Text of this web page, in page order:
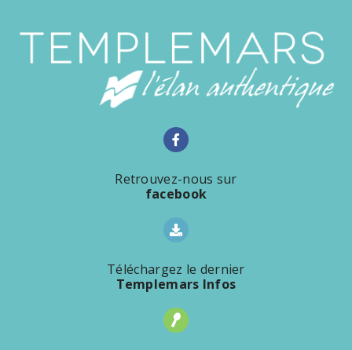
Retrouvez-nous sur
facebook
Téléchargez le dernier
Templemars Infos